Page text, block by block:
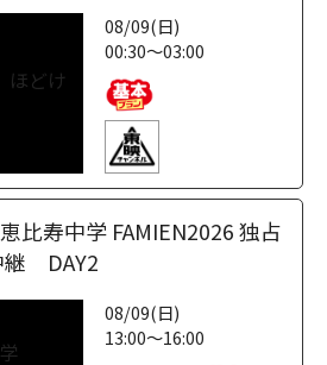
08/09(日)
00:30～03:00
比寿中学 FAMIEN2026 独占
継 DAY2
08/09(日)
13:00～16:00